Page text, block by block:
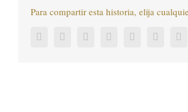
Para compartir esta historia, elija
FacebookTwitter LinkedInReddit Tumblr Pinterest